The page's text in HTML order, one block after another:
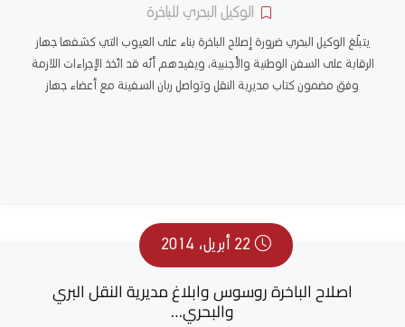
الوكيل البحري للباخرة
يتبلّغ الوكيل البحري ضرورة إصلاح الباخرة بناء على العيوب التي كشفها جهاز
الرقابة على السفن الوطنية والأجنبية، ويفيدهم أنّه قد اتّخذ الإجراءات اللازمة
وفق مضمون كتاب مديرية النقل وتواصل ربان السفينة مع أعضاء جهاز
22 أبريل، 2014
اصلاح الباخرة روسوس وابلاغ مديرية النقل البري
والبحري…